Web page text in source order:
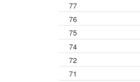
77
76
75
74
72
71